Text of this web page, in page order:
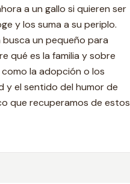
a un gallo si quieren ser
y los suma a su periplo.
un pequeño para
qué es la familia y sobre
la adopción o los
y el sentido del humor de
que recuperamos de estos